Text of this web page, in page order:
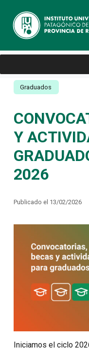
Graduados
Y
2026
Publicado el 13/02/2026
Iniciamos el ciclo